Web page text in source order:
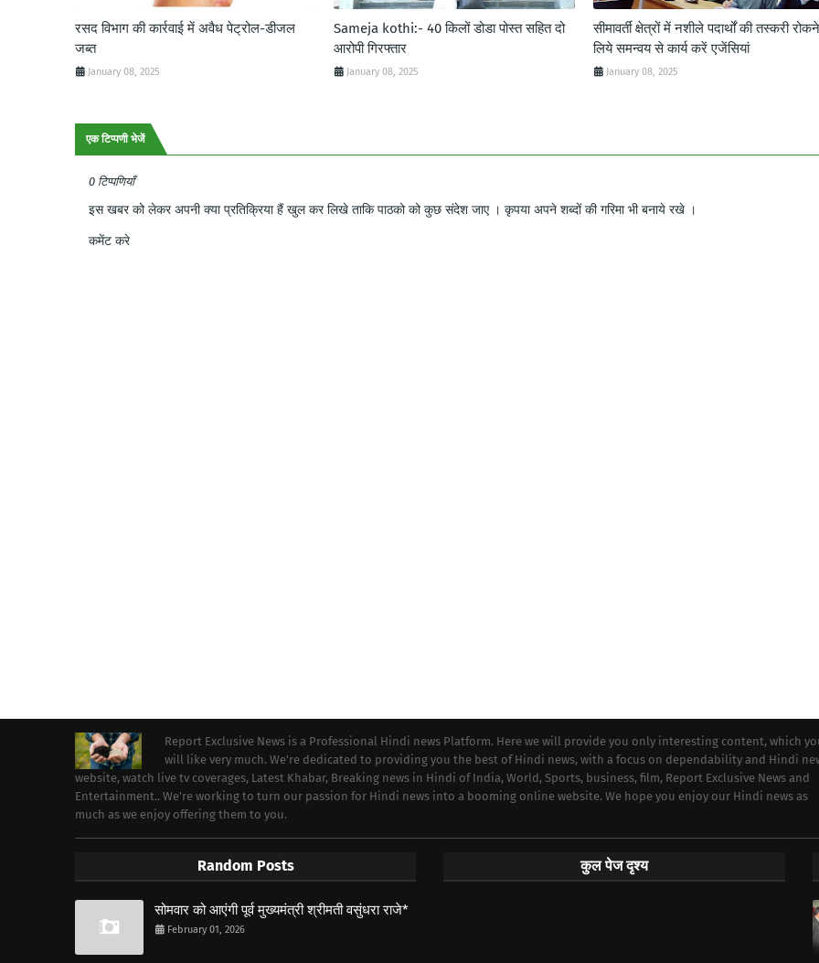
रसद विभाग की कार्रवाई में अवैध पेट्रोल-डीजल
जब्त
January 08, 2025
Sameja kothi:- 40 किलों डोडा पोस्त सहित दो
आरोपी गिरफ्तार
January 08, 2025
सीमावर्ती क्षेत्रों में नशीले पदार्थों की तस्करी
लिये समन्वय से कार्य करें एजेंसियां
January 08, 2025
एक टिप्पणी भेजें
0 टिप्पणियाँ
इस खबर को लेकर अपनी क्या प्रतिक्रिया हैं खुल कर लिखे ताकि पाठको को कुछ संदेश जाए । कृपया अपने शब्दों की गरिमा भी बनाये रखे ।
कमेंट करे
Report Exclusive News is a Professional Hindi news Platform. Here we will provide you only interesting content, which
will like very much. We're dedicated to providing you the best of Hindi news, with a focus on dependability and Hindi
website, watch live tv coverages, Latest Khabar, Breaking news in Hindi of India, World, Sports, business, film, Report Exclusive News and
Entertainment.. We're working to turn our passion for Hindi news into a booming online website. We hope you enjoy our Hindi news as
much as we enjoy offering them to you.
Random Posts
सोमवार को आएंगी पूर्व मुख्यमंत्री श्रीमती वसुंधरा राजे*
February 01, 2026
कुल पेज दृश्य